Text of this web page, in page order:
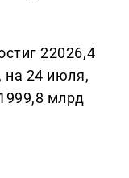
22026,4
на 24 июля,
млрд